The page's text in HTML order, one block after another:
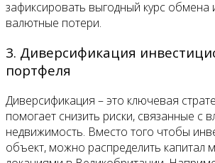
зафиксировать выгодный курс обмена
валютные потери.
3. Диверсификация
портфеля
Диверсификация – это ключевая
помогает снизить риски, связанные с
недвижимость. Вместо того чтобы
объект, можно распределить капитал